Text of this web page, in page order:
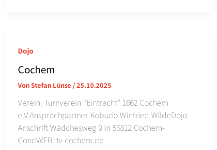
Dojo
Cochem
VonStefan Lünse /25.10.2025
Verein: Turnverein “Eintracht” 1862 Cochem
e.V.Ansprechpartner Kobudo Winfried WildeDojo-
Anschrift Wädchesweg 9 in 56812 Cochem-
CondWEB: tv-cochem.de